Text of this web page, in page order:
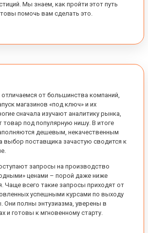
Мы знаем, как пройти этот путь
помочь вам сделать это.
от большинства компаний,
магазинов «под ключ» и их
сначала изучают аналитику рынка,
товар под популярную нишу. В итоге
дешевым, некачественным
выбор поставщика зачастую сводится к
запросы на производство
ценами – порой даже ниже
Чаще всего такие запросы приходят от
успешными курсами по выходу
Они полны энтузиазма, уверены в
и готовы к мгновенному старту.